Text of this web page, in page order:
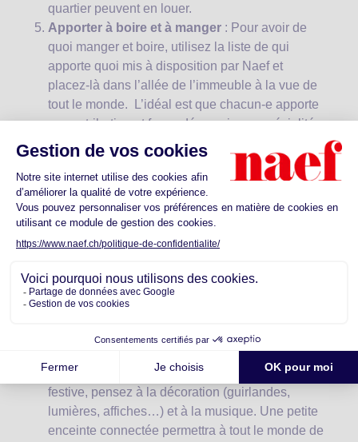
quartier peuvent en louer.
Apporter à boire et à manger : Pour avoir de
quoi manger et boire, utilisez la liste de qui
apporte quoi mis à disposition par Naef et
placez-là dans l’allée de l’immeuble à la vue de
tout le monde. L’idéal est que chacun-e apporte
sa contribution et fasse découvrir ses spécialités,
ses origines culinaires. Cela peut être une
occasion pour chacun de découvrir de nouvelles
saveurs et de partager ses recettes. Pour une
petite attention supplémentaire vous pouvez
mettre des petites étiquettes pour préciser si des
mets sont par exemple sans gluten ou sans
Ne pas oublier les enfants et les personnes
âgées: Pensez à prévoir des jeux collectifs,
afin de faire participer tout le monde et de briser
Soigner l’ambiance: Pour rendre l’ambiance
festive, pensez à la décoration (guirlandes,
lumières, affiches…) et à la musique. Une petite
enceinte connectée permettra à tout le monde de